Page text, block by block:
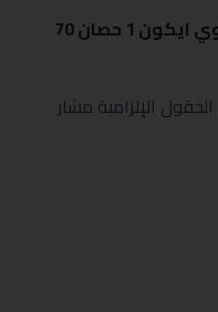
كن أول من يقيم “مكيف صحراوي ايكون 1 حصان 70
الحقول الإلزامية مشار